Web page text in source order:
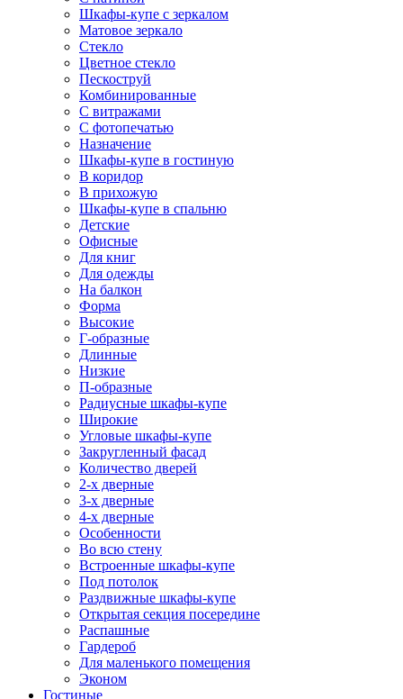
Шкафы-купе с зеркалом
Матовое зеркало
Стекло
Цветное стекло
Пескоструй
Комбинированные
С витражами
С фотопечатью
Назначение
Шкафы-купе в гостиную
В коридор
В прихожую
Шкафы-купе в спальню
Детские
Офисные
Для книг
Для одежды
На балкон
Форма
Высокие
Г-образные
Длинные
Низкие
П-образные
Радиусные шкафы-купе
Широкие
Угловые шкафы-купе
Закругленный фасад
Количество дверей
2-х дверные
3-х дверные
4-х дверные
Особенности
Во всю стену
Встроенные шкафы-купе
Под потолок
Раздвижные шкафы-купе
Открытая секция посередине
Распашные
Гардероб
Для маленького помещения
Эконом
Гостиные